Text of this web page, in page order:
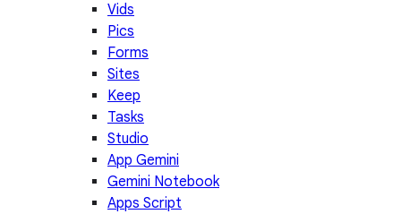
Vids
Pics
Forms
Sites
Keep
Tasks
Studio
App Gemini
Gemini Notebook
Apps Script